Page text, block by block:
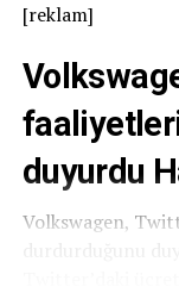
[reklam]
duyurdu
Volkswagen,